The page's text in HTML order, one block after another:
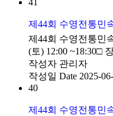
41
제44회 수영전통민
제44회 수영전통민
(토) 12:00 ~18:30□
작성자 관리자
작성일 Date 2025-
40
제44회 수영전통민